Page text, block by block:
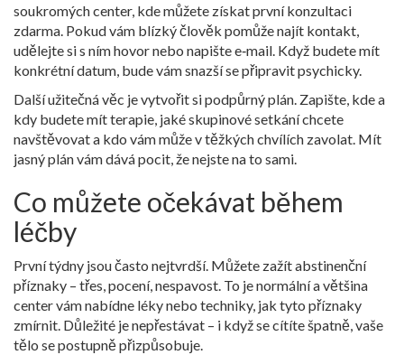
soukromých center, kde můžete získat první konzultaci
zdarma. Pokud vám blízký člověk pomůže najít kontakt,
udělejte si s ním hovor nebo napište e‑mail. Když budete mít
konkrétní datum, bude vám snazší se připravit psychicky.
Další užitečná věc je vytvořit si podpůrný plán. Zapište, kde a
kdy budete mít terapie, jaké skupinové setkání chcete
navštěvovat a kdo vám může v těžkých chvílích zavolat. Mít
jasný plán vám dává pocit, že nejste na to sami.
Co můžete očekávat během
léčby
První týdny jsou často nejtvrdší. Můžete zažít abstinenční
příznaky – třes, pocení, nespavost. To je normální a většina
center vám nabídne léky nebo techniky, jak tyto příznaky
zmírnit. Důležité je nepřestávat – i když se cítíte špatně, vaše
tělo se postupně přizpůsobuje.